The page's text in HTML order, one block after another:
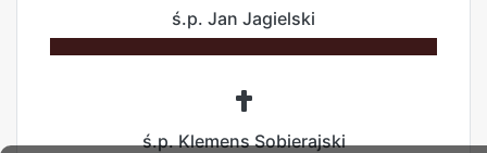
ś.p. Jan Jagielski
ś.p. Klemens Sobierajski